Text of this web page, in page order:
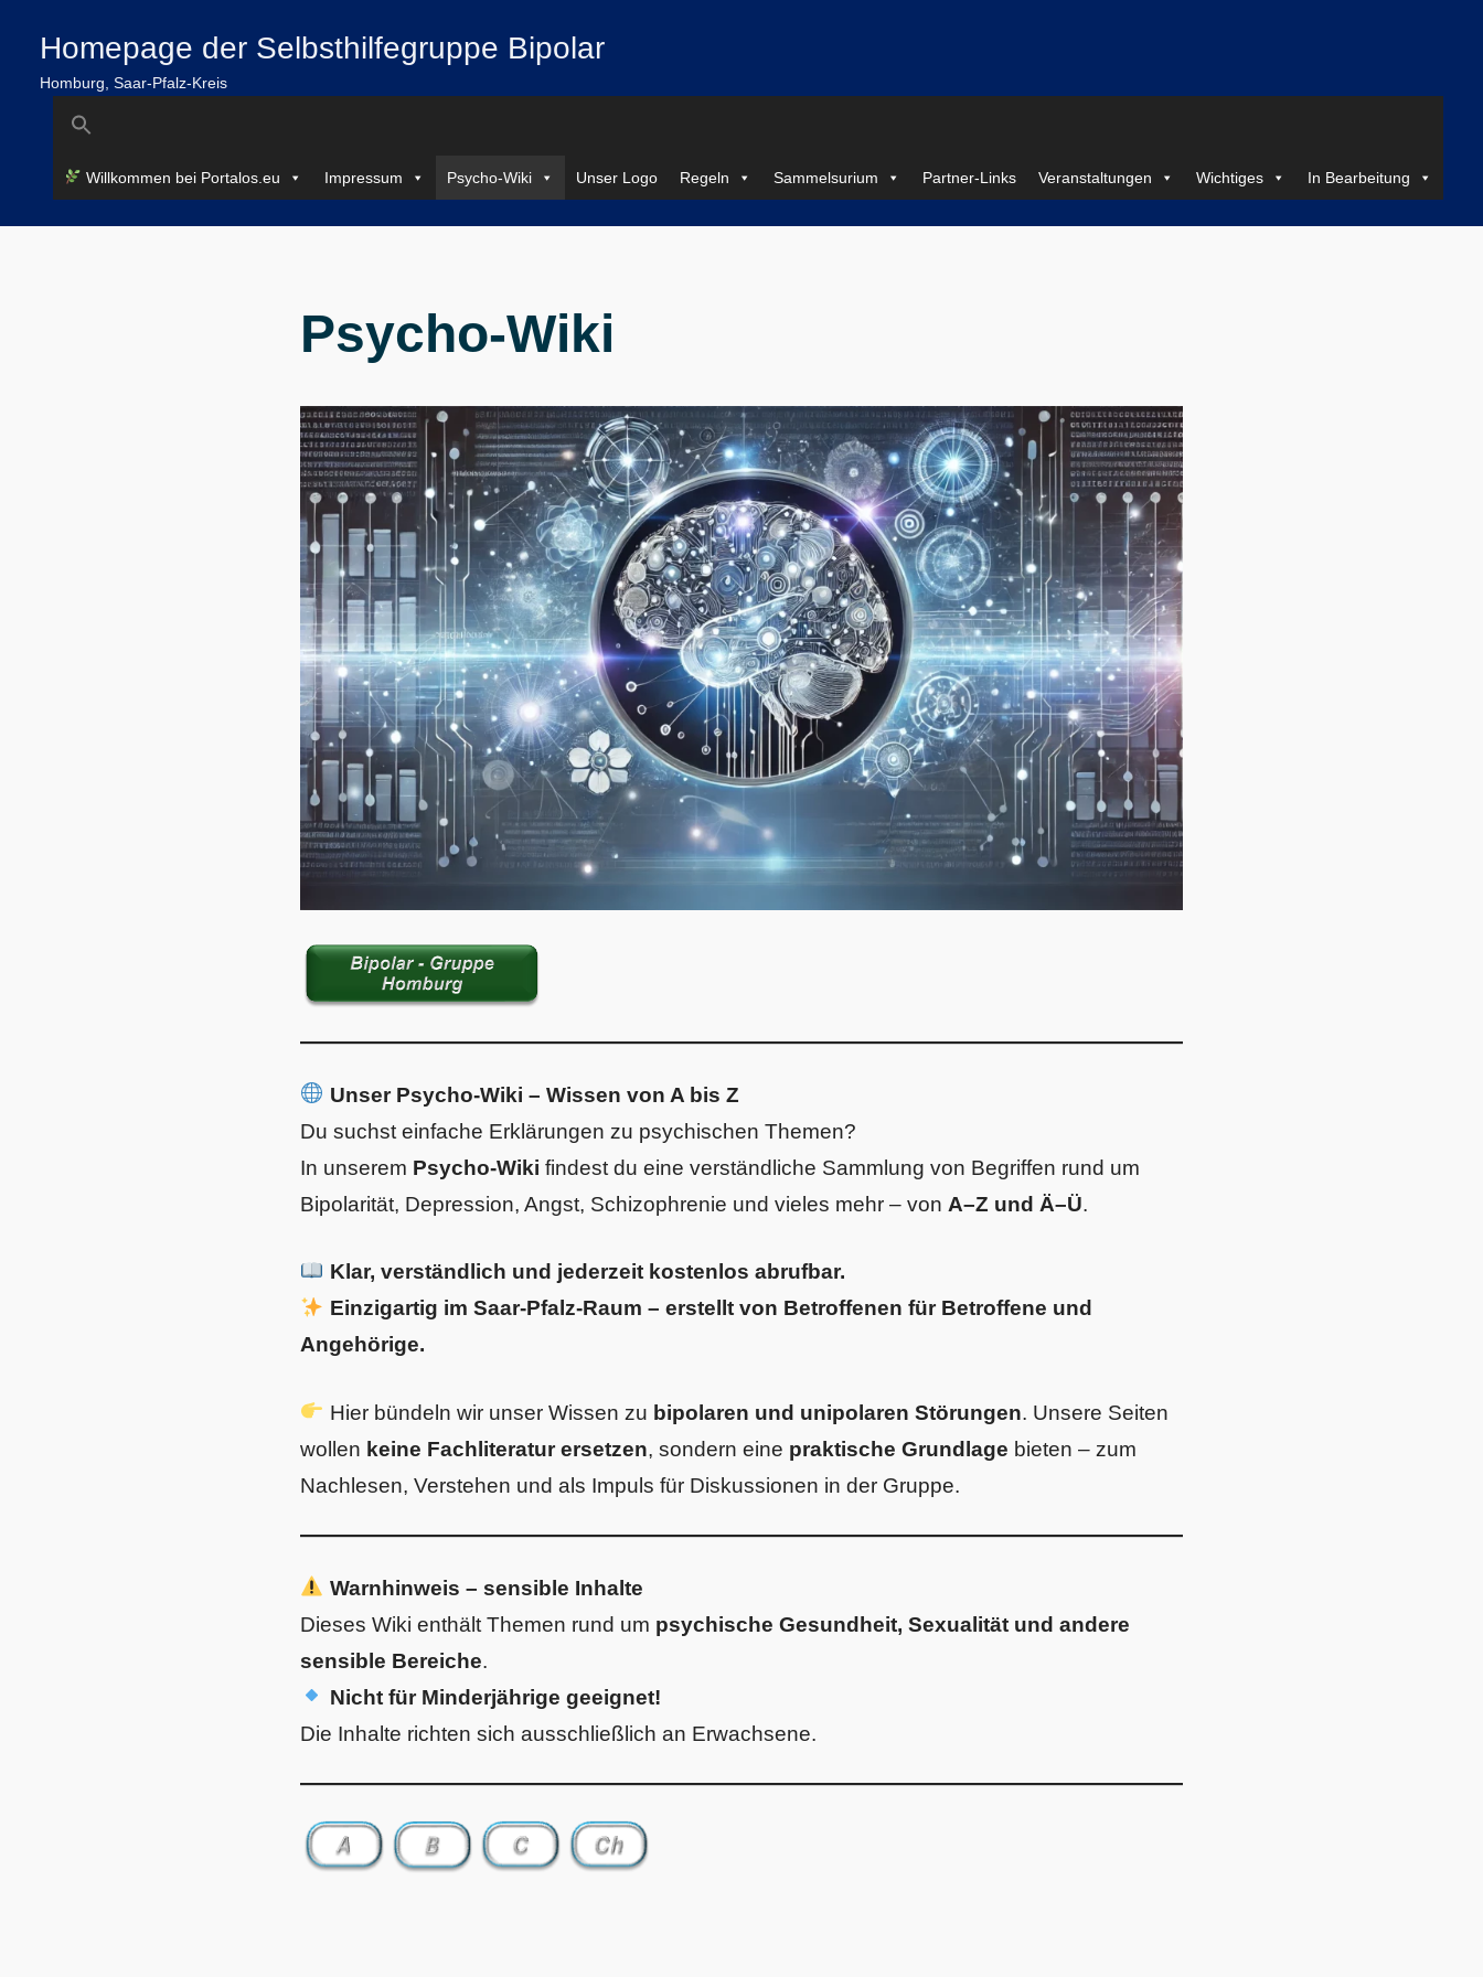
springen
Homepage der Selbsthilfegruppe Bipolar
Homburg, Saar-Pfalz-Kreis
Search
for:
Willkommen bei Portalos.eu Impressum Psycho-Wiki Unser Logo Regeln Sammelsurium Partner-Links Veranstaltungen Wichtiges In Bearbeitung
Psycho-Wiki
Unser Psycho-Wiki – Wissen von A bis Z
Du suchst einfache Erklärungen zu psychischen Themen?
In unserem Psycho-Wiki findest du eine verständliche Sammlung von Begriffen rund um
Bipolarität, Depression, Angst, Schizophrenie und vieles mehr – von A–Z und Ä–Ü.
Klar, verständlich und jederzeit kostenlos abrufbar.
Einzigartig im Saar-Pfalz-Raum – erstellt von Betroffenen für Betroffene und
Angehörige.
Hier bündeln wir unser Wissen zu bipolaren und unipolaren Störungen. Unsere Seiten
wollen keine Fachliteratur ersetzen, sondern eine praktische Grundlage bieten – zum
Nachlesen, Verstehen und als Impuls für Diskussionen in der Gruppe.
Warnhinweis – sensible Inhalte
Dieses Wiki enthält Themen rund um psychische Gesundheit, Sexualität und andere
sensible Bereiche.
Nicht für Minderjährige geeignet!
Die Inhalte richten sich ausschließlich an Erwachsene.